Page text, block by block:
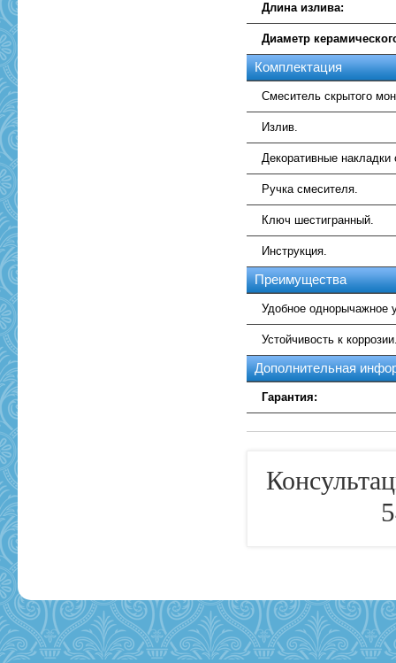
Длина излива:
Диаметр
Комплектация
Смеситель скрытого
Излив.
Декоративные
Ручка смесителя.
Ключ шестигранный.
Инструкция.
Преимущества
Удобное однорычажное
Устойчивость к
Дополнительная
Гарантия: